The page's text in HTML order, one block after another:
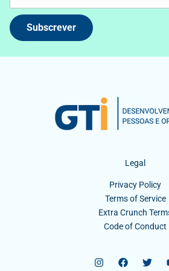
Subscrever
Legal
Privacy Policy
Terms of Service
Extra Crunch
Code of Conduct